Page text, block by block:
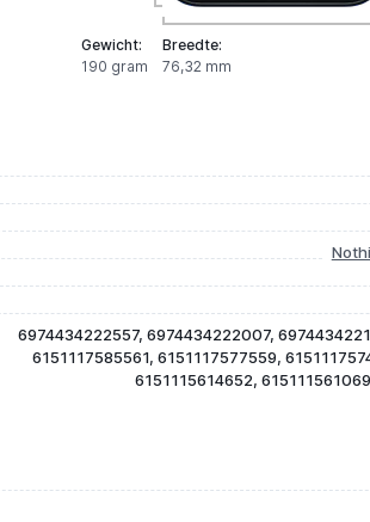
Gewicht:
190 gram
Breedte:
76,32 mm
6974434222557, 6974434222007,
6151117585561, 6151117577559,
6151115614652,